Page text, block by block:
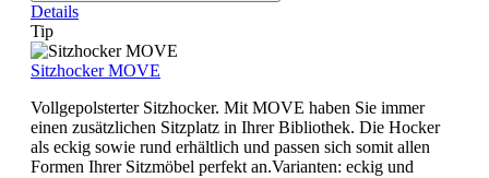
Details
Tip
Sitzhocker MOVE
Vollgepolsterter Sitzhocker. Mit MOVE haben Sie immer
einen zusätzlichen Sitzplatz in Ihrer Bibliothek. Die Hocker
als eckig sowie rund erhältlich und passen sich somit allen
Formen Ihrer Sitzmöbel perfekt an.Varianten: eckig und